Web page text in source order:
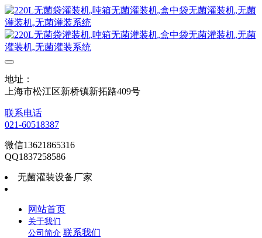
地址：
上海市松江区新桥镇新拓路409号
联系电话
021-60518387
微信13621865316
QQ1837258586
无菌灌装设备厂家
网站首页
关于我们
公司简介 联系我们